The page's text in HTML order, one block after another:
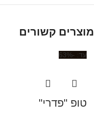
מוצרים קשורים
-63%
טופ "פדרי"